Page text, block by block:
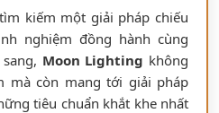
kiếm một giải pháp chiếu
nghiệm đồng hành cùng
Moon Lighting không
mà còn mang tới giải pháp
tiêu chuẩn khắt khe nhất